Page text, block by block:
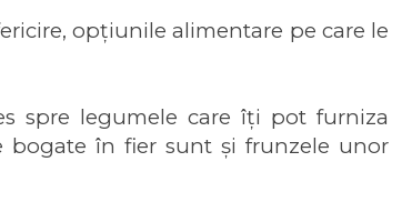
opțiunile alimentare pe care le
spre legumele care îți pot furniza
bogate în fier sunt și frunzele unor